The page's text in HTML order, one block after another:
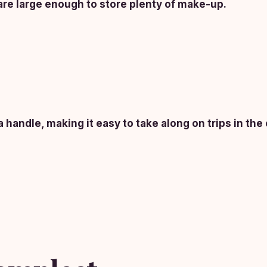
large enough to store plenty of make-up.
making it easy to take along on trips in the